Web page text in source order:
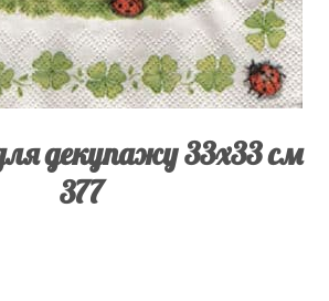
декупажу 33х33 см
377